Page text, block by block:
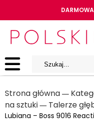
Strona główna ―
na sztuki ― Talerze
Lubiana – Boss 9016